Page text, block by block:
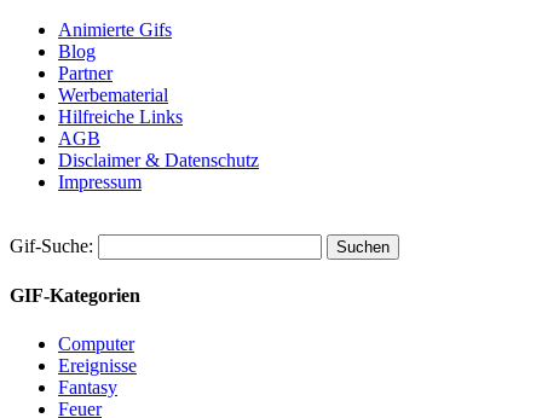
Animierte Gifs
Blog
Partner
Werbematerial
Hilfreiche Links
AGB
Disclaimer & Datenschutz
Impressum
Gif-Suche:
GIF-Kategorien
Computer
Ereignisse
Fantasy
Feuer